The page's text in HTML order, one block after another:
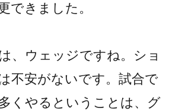
できました。
、ウェッジですね。ショ
不安がないです。試合で
くやるということは、グ